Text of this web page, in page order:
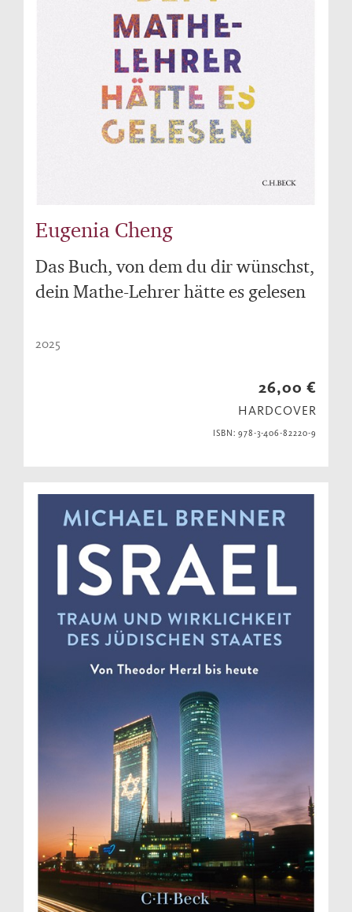
Eugenia Cheng
Das Buch, von dem du dir wünschst,
dein Mathe-Lehrer hätte es gelesen
2025
26,00 €
HARDCOVER
ISBN: 978-3-406-82220-9